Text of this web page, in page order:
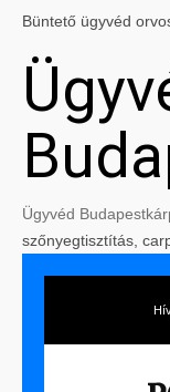
Büntető ügyvéd
Ügyvéd Budapest
szőnyegtisztítás,